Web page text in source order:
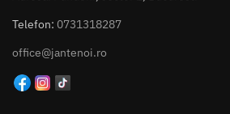
Telefon: 0731318287
office@jantenoi.ro